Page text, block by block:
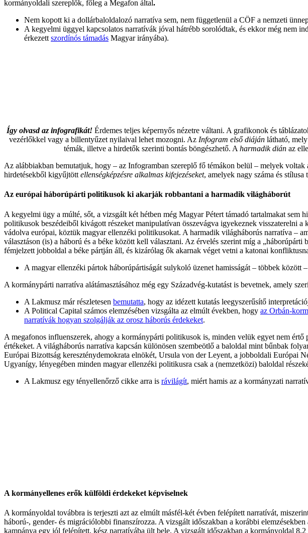
kormányoldali szereplők, főleg a Megafon által.
Nem kopott ki a dollárbaloldalozó narratíva sem, nem függetlenül a CÖF a nemzeti
A kegyelmi üggyel kapcsolatos narratívák jóval hátrébb sorolódtak, és ekkor még nem
érkezett szordínós támadás Magyar irányába).
Így olvasd az infografikát!Érdemes teljes képernyős nézetre váltani. A grafikonok és
vezérlőkkel vagy a billentyűzet nyilaival lehet mozogni. Az Infogram első diájánlátható, mely
témák, illetve a hirdetők szerinti bontás böngészhető. A harmadik diánaz
Az alábbiakban bemutatjuk, hogy – az Infogramban szereplő fő témákon belül – melyek
hirdetésekből kigyűjtött ellenségképzésre alkalmas kifejezéseket, amelyek nagy száma és
Az európai háborúpárti politikusok ki akarják robbantani a harmadik világháborút
A kegyelmi ügy a múlté, sőt, a vizsgált két hétben még Magyar Pétert támadó tartalmakat
politikusok beszédeiből kivágott részeket manipulatívan összevágva igyekeznek visszaterelni
vádolva európai, köztük magyar ellenzéki politikusokat. A harmadik világháborús narratíva –
választáson (is) a háború és a béke között kell választani. Az érvelés szerint míg a
fémjelzett jobboldal a béke pártján áll, és kizárólag ők akarnak véget vetni a katonai
A magyar ellenzéki pártok háborúpártiságát sulykoló üzenet hamisságát – többek között –
A kormánypárti narratíva alátámasztásához még egy Századvég-kutatást is bevetnek, amely
A Lakmusz már részletesen bemutatta, hogy az idézett kutatás leegyszerűsítő
A Political Capital számos elemzésében vizsgálta az elmúlt években, hogy az Orbán-
narratívák hogyan szolgálják az orosz háborús érdekeket.
A megafonos influenszerek, ahogy a kormánypárti politikusok is, minden velük egyet nem
értékeket. A világháborús narratíva kapcsán különösen szembeötlő a baloldal mint bűnbak
Európai Bizottság kereszténydemokrata elnökét, Ursula von der Leyent, a jobboldali Európai
Ugyanígy, lényegében minden magyar ellenzéki politikusra csak a (nemzetközi) baloldal
A Lakmusz egy tényellenőrző cikke arra is rávilágít, miért hamis az a kormányzati
A kormányellenes erők külföldi érdekeket képviselnek
A kormányoldal továbbra is terjeszti azt az elmúlt másfél-két évben felépített narratívát,
háború-, gender- és migrációlobbi finanszírozza. A vizsgált időszakban a korábbi
kampánya egy jól felépített, kész narratívába ült bele. A vizsgált időszakban a kormányoldal